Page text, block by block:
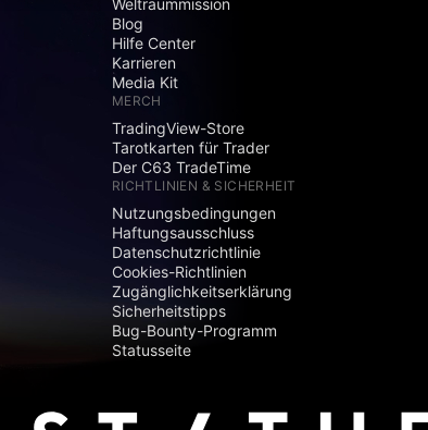
Weltraummission
Blog
Hilfe Center
Karrieren
Media Kit
MERCH
TradingView-Store
Tarotkarten für Trader
Der C63 TradeTime
RICHTLINIEN & SICHERHEIT
Nutzungsbedingungen
Haftungsausschluss
Datenschutzrichtlinie
Cookies-Richtlinien
Zugänglichkeitserklärung
Sicherheitstipps
Bug-Bounty-Programm
Statusseite